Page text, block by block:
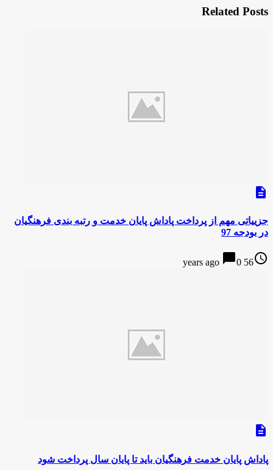
Related Posts
description
جزییاتی مهم از پرداخت پاداش پایان خدمت و رتبه بندی فرهنگیان
در بودجه 97
access_time
56 years ago
chat_bubble0
description
پاداش پایان خدمت فرهنگیان باید تا پایان سال پرداخت شود